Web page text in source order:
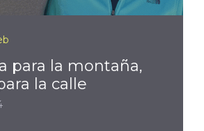
para la montaña,
la calle